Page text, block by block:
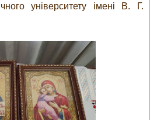
університету імені В. Г.